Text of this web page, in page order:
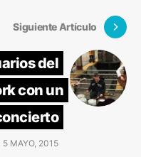
Siguiente Artículo
del
con un
5 MAYO, 2015